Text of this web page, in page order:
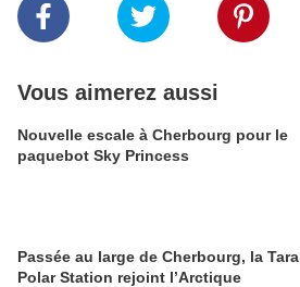
Vous aimerez aussi
Nouvelle escale à Cherbourg pour le
paquebot Sky Princess
Passée au large de Cherbourg, la Tara
Polar Station rejoint l’Arctique